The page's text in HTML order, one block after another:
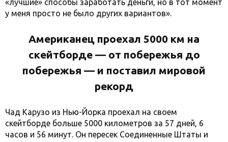
«лучшие» способы заработать деньги, но в тот момент
у меня просто не было других вариантов».
Американец проехал 5000 км на
скейтборде — от побережья до
побережья — и поставил мировой
рекорд
Чад Карузо из Нью-Йорка проехал на своем
скейтборде больше 5000 километров за 57 дней, 6
часов и 56 минут. Он пересек Соединенные Штаты и